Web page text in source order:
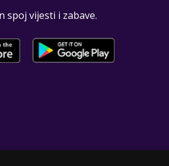
spoj vijesti i zabave.